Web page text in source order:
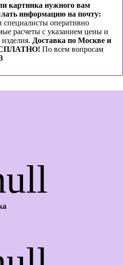
картинка нужного вам
информацию на почту:
специалисты оперативно
расчеты с указанием цены и
Доставка по Москве и
По всем вопросам